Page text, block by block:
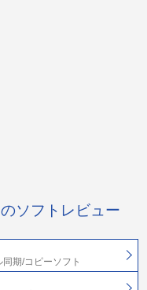
ソフトレビュー
期/コピーソフト